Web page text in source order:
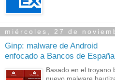
miércoles, 27 de
Ginp: malware de Android
enfocado a Bancos de España
Basado en el troyano
nuevo malware